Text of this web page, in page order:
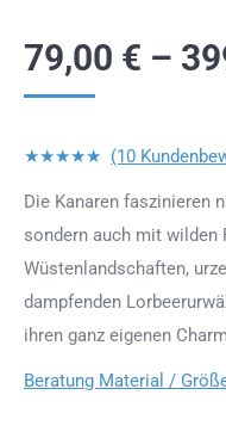
79,00 € –
★★★★★ (10
Die Kanaren faszinieren
sondern auch mit wilden
Wüstenlandschaften,
dampfenden
ihren ganz eigenen
Beratung Material /